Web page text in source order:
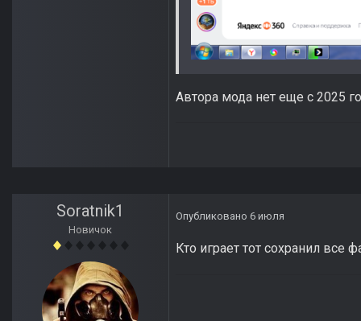
Автора мода нет еще с 2025
Soratnik1
Новичок
Опубликовано 6 июля
Кто играет тот сохранил